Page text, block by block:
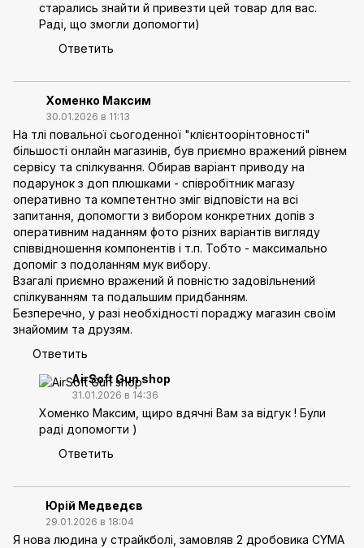
старались знайти й привезти цей товар для вас.
Раді, що змогли допомогти)
Ответить
Хоменко Максим
30.01.2026 в 11:13
На тлі повальної сьогоденної "клієнтоорінтовності"
більшості онлайн магазинів, був приємно вражений рівнем
сервісу та спілкування. Обирав варіант приводу на
подарунок з доп плюшками - співробітник магазу
оперативно та компетентно зміг відповісти на всі
запитання, допомогти з вибором конкретних допів з
оперативним наданням фото різних варіантів вигляду
співвідношення компонентів і т.п. Тобто - максимально
допоміг з подоланням мук вибору.
Взагалі приємно вражений й повністю задовільнений
спілкуванням та подальшим придбанням.
Безперечно, у разі необхідності пораджу магазин своїм
знайомим та друзям.
Ответить
AirSoft Gun shop
31.01.2026 в 14:36
Хоменко Максим, щиро вдячні Вам за відгук ! Були
раді допомогти )
Ответить
Юрій Медведєв
29.01.2026 в 18:04
Я нова людина у страйкболі, замовляв 2 дробовика CYMA